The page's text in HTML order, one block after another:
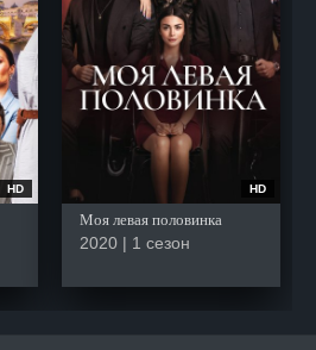
HD HD
Моя левая половинка
2020 | 1 сезон